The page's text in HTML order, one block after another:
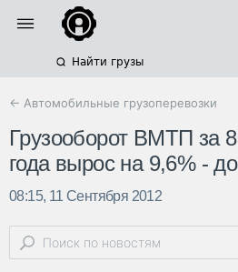
Найти грузы
← Автомобильные грузоперевозки
Грузооборот ВМТП за
года вырос на 9,6% -
08:15, 11 Сентября 2012